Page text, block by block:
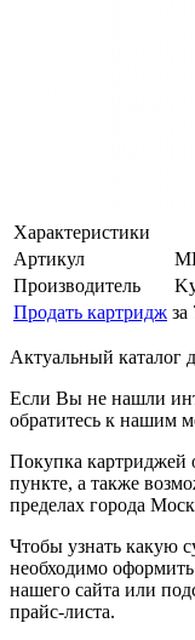
Характеристики
Артикул
Производитель
Продать картридж за
Актуальный каталог
Если Вы не нашли
обратитесь к нашим
Покупка картриджей
пункте, а также
пределах города
Чтобы узнать какую
необходимо
нашего сайта или
прайс-листа.